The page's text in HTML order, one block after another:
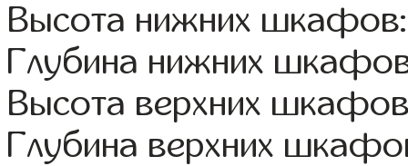
Высота нижних
Глубина нижних
Высота верхних
Глубина верхних